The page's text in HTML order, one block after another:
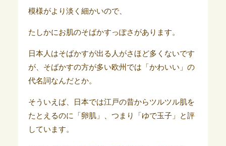
模様がより淡く細かいので、
たしかにお肌のそばかすっぽさがあります。
日本人はそばかすが出る人がさほど多くないです
が、そばかすの方が多い欧州では「かわいい」の
代名詞なんだとか。
そういえば、日本では江戸の昔からツルツル肌を
たとえるのに「卵肌」、つまり「ゆで玉子」と評
しています。